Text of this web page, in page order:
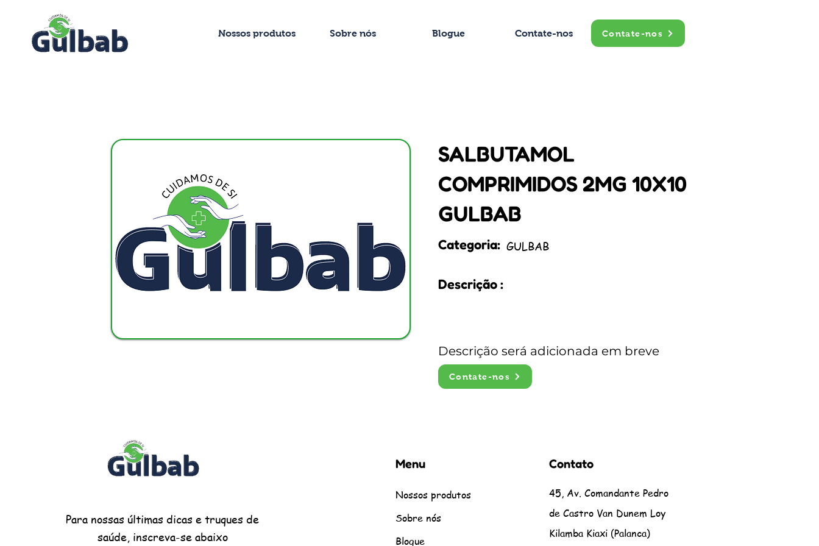
Nossos produtos Sobre nós Blogue Contate-nos Contate-nos
SALBUTAMOL
COMPRIMIDOS 2MG 10X10
GULBAB
Categoria: GULBAB
Descrição :
Descrição será adicionada em breve
Contate-nos
Para nossas últimas dicas e truques de
saúde, inscreva-se abaixo
Menu
Nossos produtos
Sobre nós
Blogue
Contato
45, Av. Comandante Pedro
de Castro Van Dunem Loy
Kilamba Kiaxi (Palanca)